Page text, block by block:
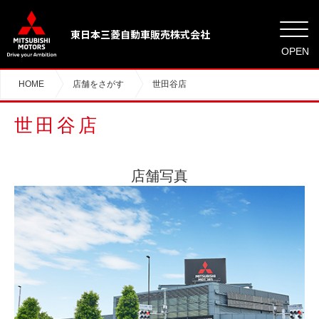
東日本三菱自動車販売株式会社
OPEN
HOME 店舗をさがす 世田谷店
世田谷店
店舗写真